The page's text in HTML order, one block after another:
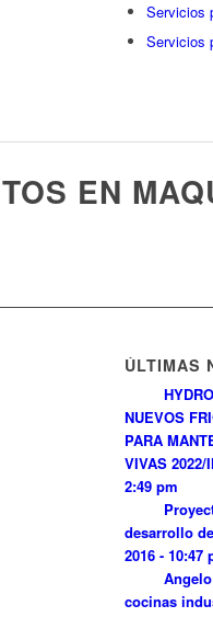
Servicios
Servicios
EN
ÚLTIMAS
NUEVOS
PARA
VIVAS 2022/
2:49 pm
desarrollo
2016 - 10:47
cocinas